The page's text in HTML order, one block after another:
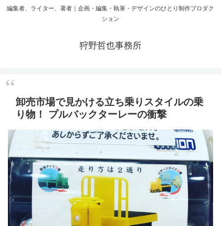
編集者、ライター、著者｜企画・編集・執筆・デザインのひとり制作プロダク
ション
狩野哲也事務所
卸売市場で見かける立ち乗りスタイルの乗
り物！ プルバックターレーの衝撃